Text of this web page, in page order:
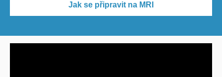
Jak se připravit na MRI